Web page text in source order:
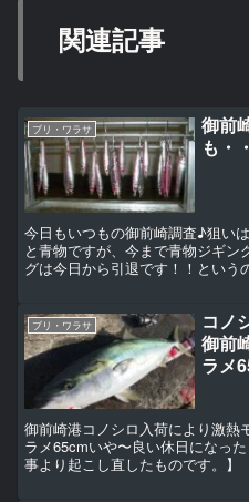
関連記事
ブリ・ワラサ
御前
も・
今日もいつもの御前崎調査♪狙い
と青物ですが、今まで青物ジギ
グは今日から引退です！！という
ブリ・ワラサ
コノ
御前
ラメ
御前崎港コノシロ入荷により激熱
ラメ65cmいや〜良い休日になっ
事より起こし直したものです。】